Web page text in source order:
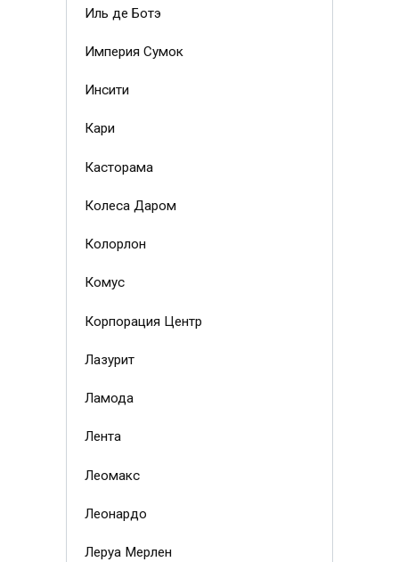
Иль де Ботэ
Империя Сумок
Инсити
Кари
Касторама
Колеса Даром
Колорлон
Комус
Корпорация Центр
Лазурит
Ламода
Лента
Леомакс
Леонардо
Леруа Мерлен